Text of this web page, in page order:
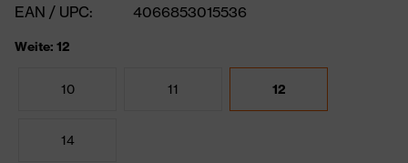
EAN / UPC:
4066853015536
Weite: 12
10 11 12
14